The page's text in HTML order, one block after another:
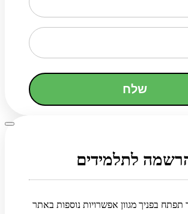
שלח
לתלמידים
בפניך מגוון אפשרויות נוספות באתר